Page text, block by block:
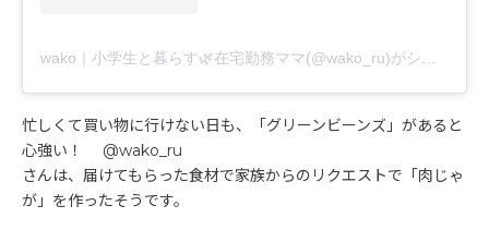
wako｜小学生と暮らす🌿在宅勤務ママ(@wako_ru)がシェアした投稿
忙しくて買い物に行けない日も、「グリーンビーンズ」があると
心強い！ @wako_ru
さんは、届けてもらった食材で家族からのリクエストで「肉じゃ
が」を作ったそうです。